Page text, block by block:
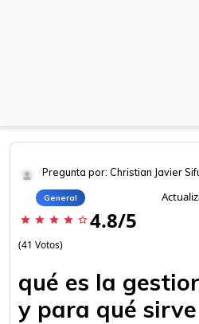
Pregunta por: Christian Javier
General
star star star star star_border 4.8/5
(41 Votos)
qué es la
y para qué sirve